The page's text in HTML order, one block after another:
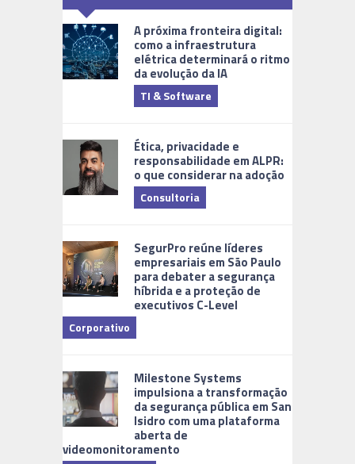
A próxima fronteira digital:
como a infraestrutura
elétrica determinará o ritmo
da evolução da IA
TI & Software
Ética, privacidade e
responsabilidade em ALPR:
o que considerar na adoção
Consultoria
SegurPro reúne líderes
empresariais em São Paulo
para debater a segurança
híbrida e a proteção de
executivos C-Level
Corporativo
Milestone Systems
impulsiona a transformação
da segurança pública em San
Isidro com uma plataforma
aberta de
videomonitoramento